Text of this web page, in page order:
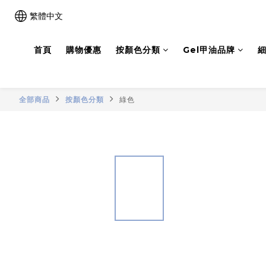
繁體中文
首頁 購物優惠 按顏色分類 Gel甲油品牌
全部商品 按顏色分類 綠色